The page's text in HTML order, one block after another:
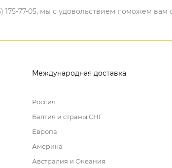
175-77-05, мы с удовольствием поможем
Международная доставка
Россия
Балтия и страны СНГ
Европа
Америка
Австралия и Океания